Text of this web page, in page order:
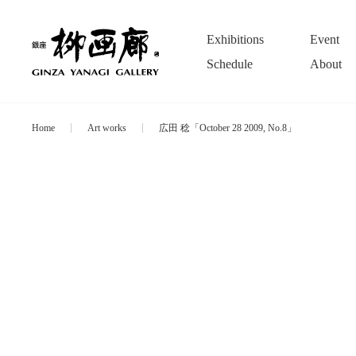
Exhibitions
Event
Schedule
About
Home Art works 広田 稔「October 28 2009, No.8」